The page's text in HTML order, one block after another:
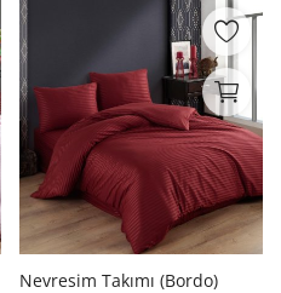
Nevresim Takımı (Bordo)